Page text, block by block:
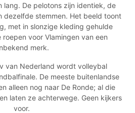
lang. De pelotons zijn identiek, de
dezelfde stemmen. Het beeld toont
met in slonzige kleding gehulde
voor Vlamingen van een
merk.
van Nederland wordt volleybal
De meeste buitenlandse
alleen nog naar De Ronde; al die
laten ze achterwege. Geen kijkers
voor.